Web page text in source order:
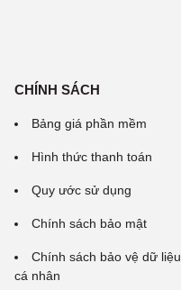
CHÍNH SÁCH
Bảng giá phần mềm
Hình thức thanh toán
Quy ước sử dụng
Chính sách bảo mật
Chính sách bảo vệ dữ liệu
cá nhân